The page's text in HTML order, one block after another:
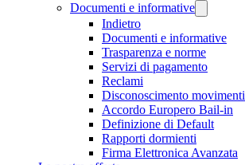
Documenti e informative
Indietro
Documenti e informative
Trasparenza e norme
Servizi di pagamento
Reclami
Disconoscimento movimenti
Accordo Europero Bail-in
Definizione di Default
Rapporti dormienti
Firma Elettronica Avanzata